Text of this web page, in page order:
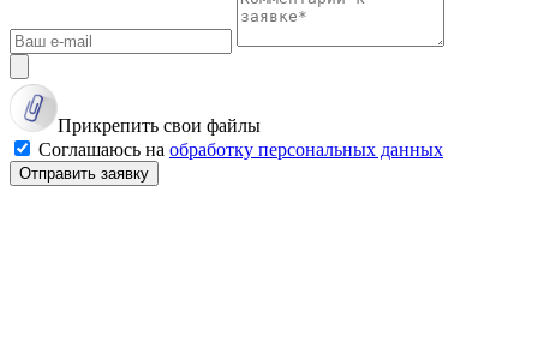
Прикрепить свои файлы
Соглашаюсь на обработку персональных данных
Отправить заявку